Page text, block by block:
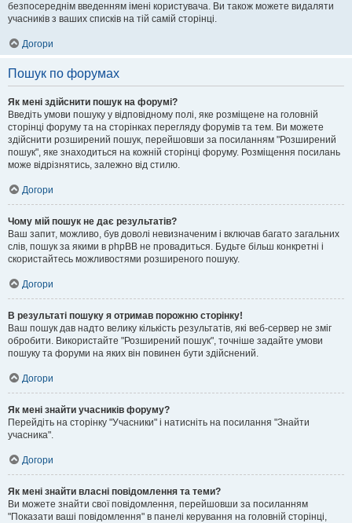
безпосереднім введенням імені користувача. Ви також можете видаляти
учасників з ваших списків на тій самій сторінці.
Догори
Пошук по форумах
Як мені здійснити пошук на форумі?
Введіть умови пошуку у відповідному полі, яке розміщене на головній
сторінці форуму та на сторінках перегляду форумів та тем. Ви можете
здійснити розширений пошук, перейшовши за посиланням "Розширений
пошук", яке знаходиться на кожній сторінці форуму. Розміщення посилань
може відрізнятись, залежно від стилю.
Догори
Чому мій пошук не дає результатів?
Ваш запит, можливо, був доволі невизначеним і включав багато загальних
слів, пошук за якими в phpBB не провадиться. Будьте більш конкретні і
скористайтесь можливостями розширеного пошуку.
Догори
В результаті пошуку я отримав порожню сторінку!
Ваш пошук дав надто велику кількість результатів, які веб-сервер не зміг
обробити. Використайте "Розширений пошук", точніше задайте умови
пошуку та форуми на яких він повинен бути здійснений.
Догори
Як мені знайти учасників форуму?
Перейдіть на сторінку "Учасники" і натисніть на посилання "Знайти
учасника".
Догори
Як мені знайти власні повідомлення та теми?
Ви можете знайти свої повідомлення, перейшовши за посиланням
"Показати ваші повідомлення" в панелі керування на головній сторінці,